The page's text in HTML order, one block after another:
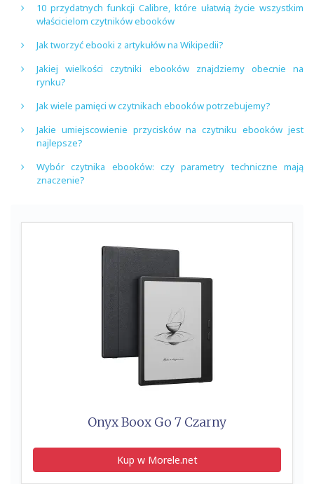
10 przydatnych funkcji Calibre, które ułatwią życie wszystkim
właścicielom czytników ebooków
Jak tworzyć ebooki z artykułów na Wikipedii?
Jakiej wielkości czytniki ebooków znajdziemy obecnie na
rynku?
Jak wiele pamięci w czytnikach ebooków potrzebujemy?
Jakie umiejscowienie przycisków na czytniku ebooków jest
najlepsze?
Wybór czytnika ebooków: czy parametry techniczne mają
znaczenie?
Onyx Boox Go 7 Czarny
Kup w Morele.net